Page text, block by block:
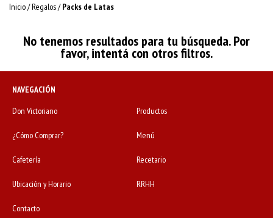
Inicio/Regalos/ Packs de Latas
No tenemos resultados para tu búsqueda. Por
favor, intentá con otros filtros.
NAVEGACIÓN
Don Victoriano
Productos
¿Cómo Comprar? Menú
Cafetería Recetario
Ubicación y Horario RRHH
Contacto